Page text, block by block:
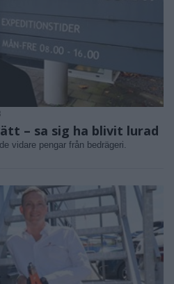
– sa sig ha blivit lurad
vidare pengar från bedrägeri.